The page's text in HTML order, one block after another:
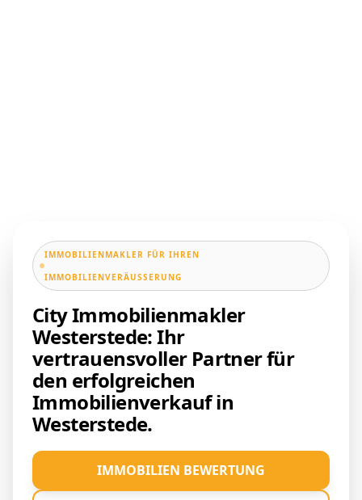
IMMOBILIENMAKLER FÜR IHREN
IMMOBILIENVERÄUSSERUNG
City Immobilienmakler
Westerstede: Ihr
vertrauensvoller Partner für
den erfolgreichen
Immobilienverkauf in
Westerstede.
IMMOBILIEN BEWERTUNG